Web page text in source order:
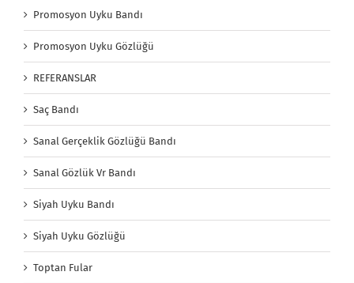
Promosyon Uyku Bandı
Promosyon Uyku Gözlüğü
REFERANSLAR
Saç Bandı
Sanal Gerçeklik Gözlüğü Bandı
Sanal Gözlük Vr Bandı
Siyah Uyku Bandı
Siyah Uyku Gözlüğü
Toptan Fular